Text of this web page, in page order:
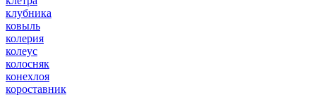
клубника
ковыль
колерия
колеус
колосняк
конехлоя
короставник